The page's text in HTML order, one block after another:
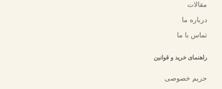
مقالات
درباره ما
تماس با ما
راهنمای خرید و قوانین
حریم خصوصی